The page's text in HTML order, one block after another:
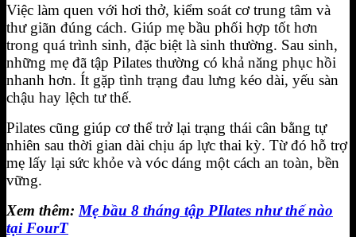
Việc làm quen với hơi thở, kiểm soát cơ trung tâm và
thư giãn đúng cách. Giúp mẹ bầu phối hợp tốt hơn
trong quá trình sinh, đặc biệt là sinh thường. Sau sinh,
những mẹ đã tập Pilates thường có khả năng phục hồi
nhanh hơn. Ít gặp tình trạng đau lưng kéo dài, yếu sàn
chậu hay lệch tư thế.
Pilates cũng giúp cơ thể trở lại trạng thái cân bằng tự
nhiên sau thời gian dài chịu áp lực thai kỳ. Từ đó hỗ trợ
mẹ lấy lại sức khỏe và vóc dáng một cách an toàn, bền
vững.
Xem thêm: Mẹ bầu 8 tháng tập PIlates như thế nào
tại FourT